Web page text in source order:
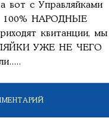
вот с Управляйками
100% НАРОДНЫЕ
квитанции, мы
УЖЕ НЕ ЧЕГО